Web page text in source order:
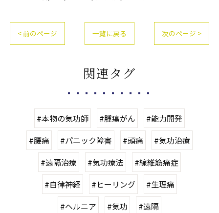
< 前のページ 一覧に戻る 次のページ >
関連タグ
#本物の気功師 #腫瘍がん
#能力開発
#腰痛
#パニック障害 #頭痛
#気功治療
#遠隔治療
#気功療法
#線維筋痛症
#自律神経
#ヒーリング
#生理痛
#ヘルニア
#気功 #遠隔